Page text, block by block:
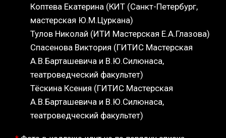
Коптева Екатерина (КИТ (Санкт-Петербург,
мастерская Ю.М.Цуркана)
Тулов Николай (ИТИ Мастерская Е.А.Глазова)
Спасенова Виктория (ГИТИС Мастерская
А.В.Барташевича и В.Ю.Силюнаса,
театроведческий факультет)
Тёскина Ксения (ГИТИС Мастерская
А.В.Барташевича и В.Ю.Силюнаса,
театроведческий факультет)